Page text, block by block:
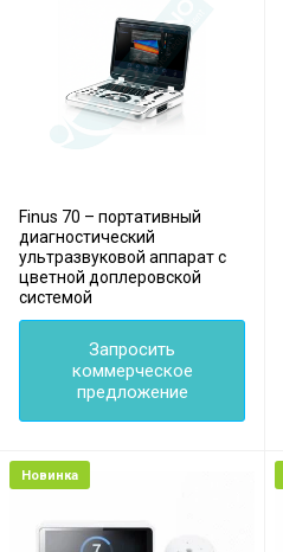
Finus 70 – портативный
диагностический
ультразвуковой аппарат с
цветной доплеровской
системой
Запросить
коммерческое
предложение
Новинка